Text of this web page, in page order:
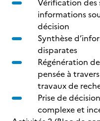
Vérification des
informations
décision
Synthèse
disparates
Régénération
pensée à
travaux de
Prise de
complexe et